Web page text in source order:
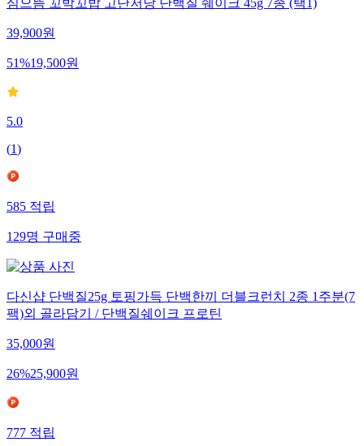
심으뜸 꼬박꼬밥 고단저당 단백질 쉐이크 45g 7종 (택1)
39,900원
51%19,500원
5.0
(1)
585적립
129명구매중
다신샵 단백질25g 토핑가득 단백한끼 더블크런치 2종 1주분(7
팩)외 골라담기 / 단백질쉐이크 프로틴
35,000원
26%25,900원
777적립